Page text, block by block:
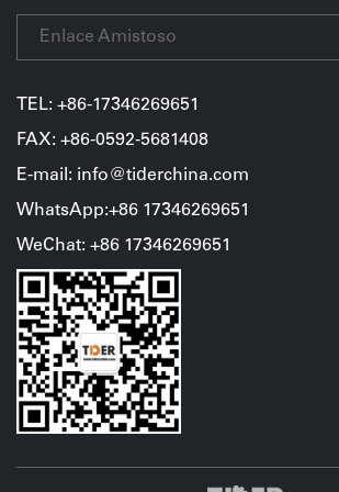
Antesala de una Reconstrucción de las
Suministro”Aumento de Costos y
en las cadenas logísticas
congestión portuaria, procesos
aumento de tarifas adicionales.
incertidumbre política ha llevado a los
elevar sus niveles de inventario de
encareciendo el costo total de
como ejemplo la maquinaria, los
reconsiderando sus rutas de compra y
Enlace Amistoso
TEL: +86-17346269651
FAX: +86-0592-5681408
E-mail: info@tiderchina.com
WhatsApp:+86 17346269651
WeChat: +86 17346269651